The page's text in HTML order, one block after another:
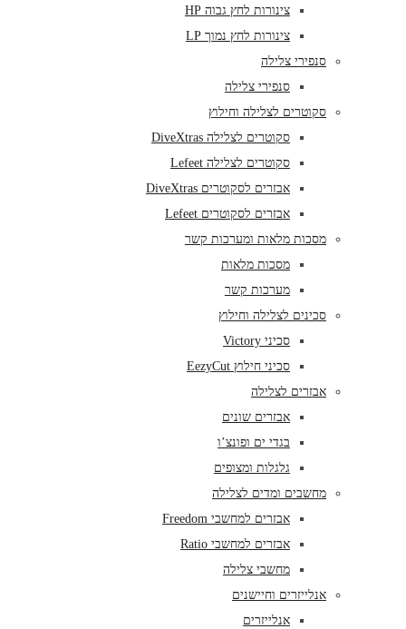
צינורות לחץ גבוה HP
צינורות לחץ נמוך LP
סנפירי צלילה
סנפירי צלילה
סקוטרים לצלילה וחילוץ
סקוטרים לצלילה DiveXtras
סקוטרים לצלילה Lefeet
אבזרים לסקוטרים DiveXtras
אבזרים לסקוטרים Lefeet
מסכות מלאות ומערכות קשר
מסכות מלאות
מערכות קשר
סכינים לצלילה וחילוץ
סכיני Victory
סכיני חילוץ EezyCut
אבזרים לצלילה
אבזרים שונים
בגדי ים ופונצ’ו
גלגלות ומצופים
מחשבים ומדים לצלילה
אבזרים למחשבי Freedom
אבזרים למחשבי Ratio
מחשבי צלילה
אנלייזרים וחיישנים
אנלייזרים